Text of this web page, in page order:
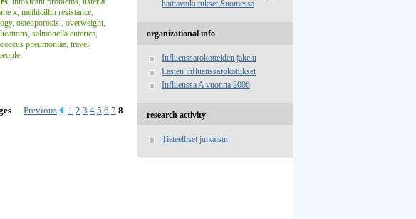
x methicillin resistance
, osteoporosis overweight
salmonella enterica
pneumoniae travel
Previous 1 2 3 4 5 6 7 8
haittavaikutukset Suomessa
organizational info
Influenssarokotteiden jakelu
Lasten influenssarokotukset
Influenssa A vuonna 2006
research activity
Tieteelliset julkaisut